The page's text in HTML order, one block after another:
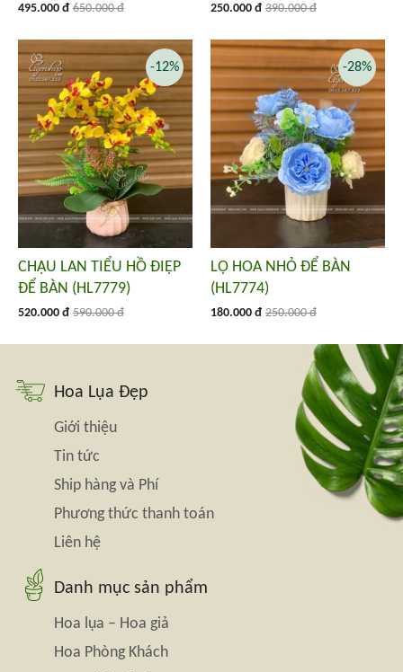
495.000 đ 650.000 đ 250.000 đ 390.000 đ
CHẬU LAN TIỂU HỒ ĐIỆP
ĐỂ BÀN (HL7779)
520.000 đ 590.000 đ
-12%
LỌ HOA NHỎ ĐỂ BÀN
(HL7774)
180.000 đ 250.000 đ
-28%
Hoa Lụa Đẹp
Giới thiệu
Tin tức
Ship hàng và Phí
Phương thức thanh toán
Liên hệ
Danh mục sản phẩm
Hoa lụa – Hoa giả
Hoa Phòng Khách